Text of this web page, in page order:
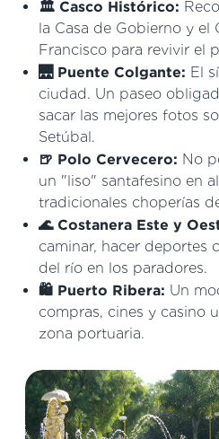
🏛️ Casco Histórico:
la Casa de Gobierno y el
Francisco para revivir el
🌉 Puente Colgante: El
ciudad. Un paseo
sacar las mejores fotos
Setúbal.
🍺 Polo Cervecero: No
un "liso" santafesino en
tradicionales choperías
🌊 Costanera Este y
caminar, hacer deportes
del río en los paradores.
🛍️ Puerto Ribera: Un
compras, cines y casino
zona portuaria.